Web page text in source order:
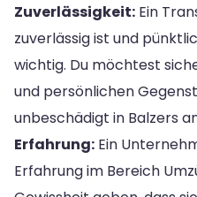
Zuverlässigkeit: Ein
zuverlässig ist und
wichtig. Du möchtest
und persönlichen
unbeschädigt in Balzers
Erfahrung: Ein
Erfahrung im Bereich